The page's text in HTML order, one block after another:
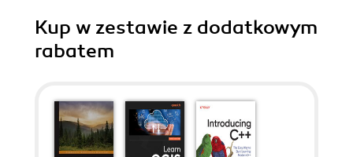
Kup w zestawie z dodatkowym
rabatem